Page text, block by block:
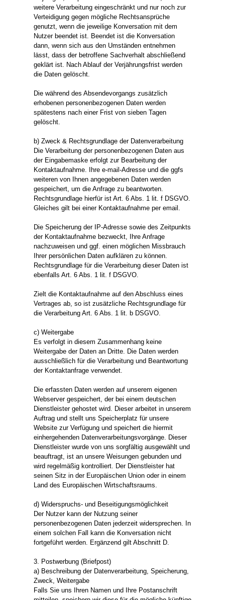
weitere Verarbeitung eingeschränkt und nur noch zur
Verteidigung gegen mögliche Rechtsansprüche
genutzt, wenn die jeweilige Konversation mit dem
Nutzer beendet ist. Beendet ist die Konversation
dann, wenn sich aus den Umständen entnehmen
lässt, dass der betroffene Sachverhalt abschließend
geklärt ist. Nach Ablauf der Verjährungsfrist werden
die Daten gelöscht.
Die während des Absendevorgangs zusätzlich
erhobenen personenbezogenen Daten werden
spätestens nach einer Frist von sieben Tagen
gelöscht.
b) Zweck & Rechtsgrundlage der Datenverarbeitung
Die Verarbeitung der personenbezogenen Daten aus
der Eingabemaske erfolgt zur Bearbeitung der
Kontaktaufnahme. Ihre e-mail-Adresse und die ggfs
weiteren von Ihnen angegebenen Daten werden
gespeichert, um die Anfrage zu beantworten.
Rechtsgrundlage hierfür ist Art. 6 Abs. 1 lit. f DSGVO.
Gleiches gilt bei einer Kontaktaufnahme per email.
Die Speicherung der IP-Adresse sowie des Zeitpunkts
der Kontaktaufnahme bezweckt, Ihre Anfrage
nachzuweisen und ggf. einen möglichen Missbrauch
Ihrer persönlichen Daten aufklären zu können.
Rechtsgrundlage für die Verarbeitung dieser Daten ist
ebenfalls Art. 6 Abs. 1 lit. f DSGVO.
Zielt die Kontaktaufnahme auf den Abschluss eines
Vertrages ab, so ist zusätzliche Rechtsgrundlage für
die Verarbeitung Art. 6 Abs. 1 lit. b DSGVO.
c) Weitergabe
Es verfolgt in diesem Zusammenhang keine
Weitergabe der Daten an Dritte. Die Daten werden
ausschließlich für die Verarbeitung und Beantwortung
der Kontaktanfrage verwendet.
Die erfassten Daten werden auf unserem eigenen
Webserver gespeichert, der bei einem deutschen
Dienstleister gehostet wird. Dieser arbeitet in unserem
Auftrag und stellt uns Speicherplatz für unsere
Website zur Verfügung und speichert die hiermit
einhergehenden Datenverarbeitungsvorgänge. Dieser
Dienstleister wurde von uns sorgfältig ausgewählt und
beauftragt, ist an unsere Weisungen gebunden und
wird regelmäßig kontrolliert. Der Dienstleister hat
seinen Sitz in der Europäischen Union oder in einem
Land des Europäischen Wirtschaftsraums.
d) Widerspruchs- und Beseitigungsmöglichkeit
Der Nutzer kann der Nutzung seiner
personenbezogenen Daten jederzeit widersprechen. In
einem solchen Fall kann die Konversation nicht
fortgeführt werden. Ergänzend gilt Abschnitt D.
3. Postwerbung (Briefpost)
a) Beschreibung der Datenverarbeitung, Speicherung,
Zweck, Weitergabe
Falls Sie uns Ihren Namen und Ihre Postanschrift